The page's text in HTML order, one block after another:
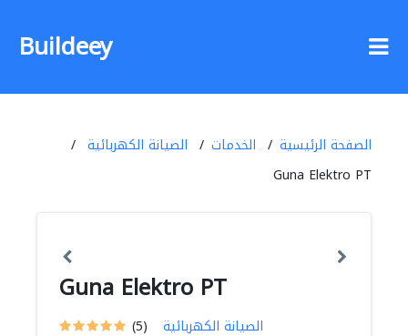
Buildeey
الصفحة الرئيسية الخدمات
الصيانة الكهربائية
Guna Elektro PT
Guna Elektro PT
(5) الصيانة الكهربائية